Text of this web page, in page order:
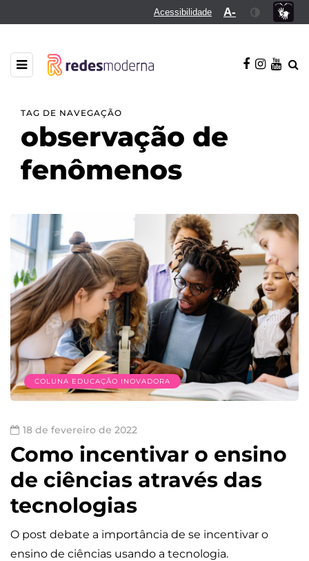
Acessibilidade A-
TAG DE NAVEGAÇÃO
observação de
fenômenos
COLUNA EDUCAÇÃO INOVADORA
18 de fevereiro de 2022
Como incentivar o ensino
de ciências através das
tecnologias
O post debate a importância de se incentivar o
ensino de ciências usando a tecnologia.